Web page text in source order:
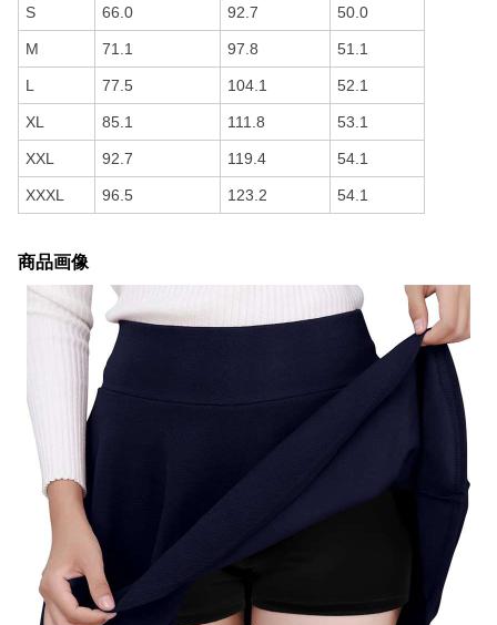
S 66.0 92.7 50.0
M 71.1 97.8 51.1
L 77.5 104.1 52.1
XL 85.1 111.8 53.1
XXL 92.7 119.4 54.1
XXXL 96.5 123.2 54.1
商品画像